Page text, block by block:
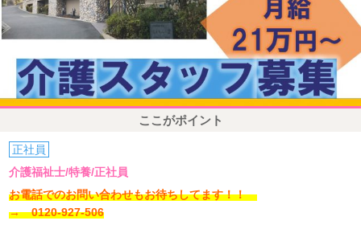
ここがポイント
正社員
介護福祉士/特養/正社員
お電話でのお問い合わせもお待ちしてます！！
→ 0120-927-506